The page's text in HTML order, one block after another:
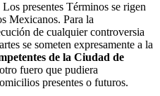
Los presentes Términos se rigen
Mexicanos. Para la
de cualquier controversia
se someten expresamente a la
de la Ciudad de
fuero que pudiera
presentes o futuros.